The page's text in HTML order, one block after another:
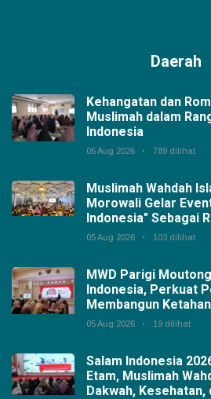
Daerah
Kehangatan dan
Muslimah dalam
Indonesia
05 Aug 2026 789 dilihat
Muslimah Wahdah
Morowali Gelar
Indonesia" Sebagai
05 Aug 2026 103 dilihat
MWD Parigi
Indonesia, Perkuat
Membangun
05 Aug 2026 19 dilihat
Salam Indonesia
Etam, Muslimah
Dakwah, Kesehatan,